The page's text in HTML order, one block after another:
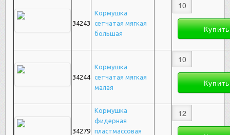
34243
Кормушка
сетчатая мягкая
большая
34244
Кормушка
сетчатая мягкая
малая
34279
Кормушка
фидерная
пластмассовая